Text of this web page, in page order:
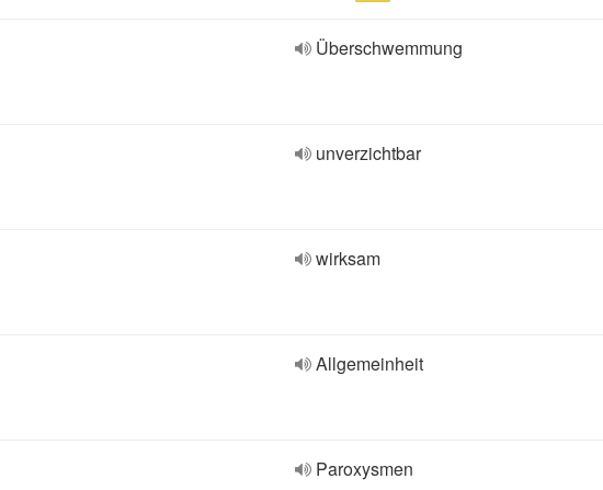
Überschwemmung
unverzichtbar
wirksam
Allgemeinheit
Paroxysmen